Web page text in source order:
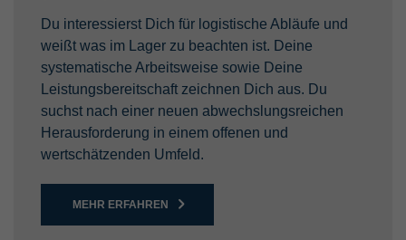
Du interessierst Dich für logistische Abläufe und
weißt was im Lager zu beachten ist. Deine
systematische Arbeitsweise sowie Deine
Leistungsbereitschaft zeichnen Dich aus. Du
suchst nach einer neuen abwechslungsreichen
Herausforderung in einem offenen und
wertschätzenden Umfeld.
MEHR ERFAHREN